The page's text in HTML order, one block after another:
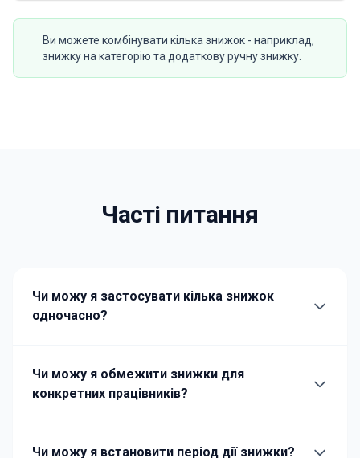
Ви можете комбінувати кілька знижок - наприклад,
знижку на категорію та додаткову ручну знижку.
Часті питання
Чи можу я застосувати кілька знижок
одночасно?
Чи можу я обмежити знижки для
конкретних працівників?
Чи можу я встановити період дії знижки?